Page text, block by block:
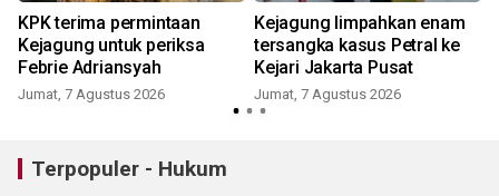
KPK terima permintaan
Kejagung untuk periksa
Febrie Adriansyah
Jumat, 7 Agustus 2026
Kejagung limpahkan enam
tersangka kasus Petral ke
Kejari Jakarta Pusat
Jumat, 7 Agustus 2026
Terpopuler - Hukum